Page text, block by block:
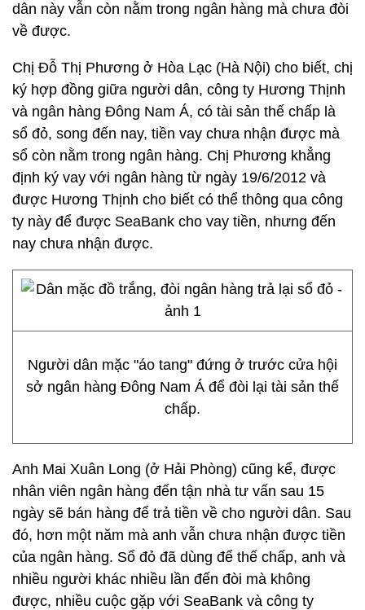
dân này vẫn còn nằm trong ngân hàng mà chưa đòi
về được.
Chị Đỗ Thị Phương ở Hòa Lạc (Hà Nội) cho biết, chị
ký hợp đồng giữa người dân, công ty Hương Thịnh
và ngân hàng Đông Nam Á, có tài sản thế chấp là
sổ đỏ, song đến nay, tiền vay chưa nhận được mà
sổ còn nằm trong ngân hàng. Chị Phương khẳng
định ký vay với ngân hàng từ ngày 19/6/2012 và
được Hương Thịnh cho biết có thể thông qua công
ty này để được SeaBank cho vay tiền, nhưng đến
nay chưa nhận được.
Người dân mặc "áo tang" đứng ở trước cửa hội
sở ngân hàng Đông Nam Á để đòi lại tài sản thế
chấp.
Anh Mai Xuân Long (ở Hải Phòng) cũng kể, được
nhân viên ngân hàng đến tận nhà tư vấn sau 15
ngày sẽ bán hàng để trả tiền về cho người dân. Sau
đó, hơn một năm mà anh vẫn chưa nhận được tiền
của ngân hàng. Sổ đỏ đã dùng để thế chấp, anh và
nhiều người khác nhiều lần đến đòi mà không
được, nhiều cuộc gặp với SeaBank và công ty